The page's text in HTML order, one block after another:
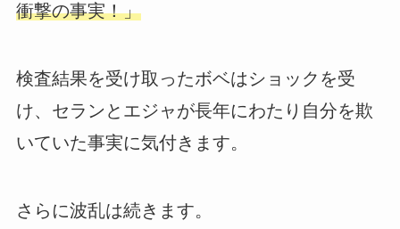
衝撃の事実！」
検査結果を受け取ったボベはショックを受
け、セランとエジャが長年にわたり自分を欺
いていた事実に気付きます。
さらに波乱は続きます。